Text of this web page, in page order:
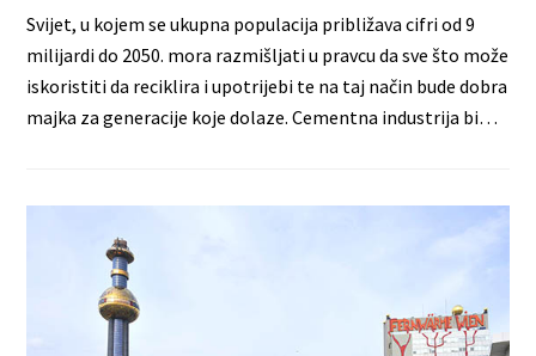
Svijet, u kojem se ukupna populacija približava cifri od 9
milijardi do 2050. mora razmišljati u pravcu da sve što može
iskoristiti da reciklira i upotrijebi te na taj način bude dobra
majka za generacije koje dolaze. Cementna industrija bi…